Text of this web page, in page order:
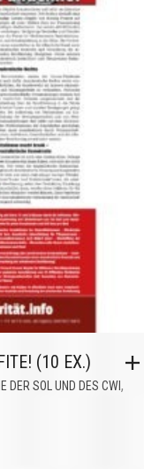
(10 EX.)
DER SOL UND DES CWI,